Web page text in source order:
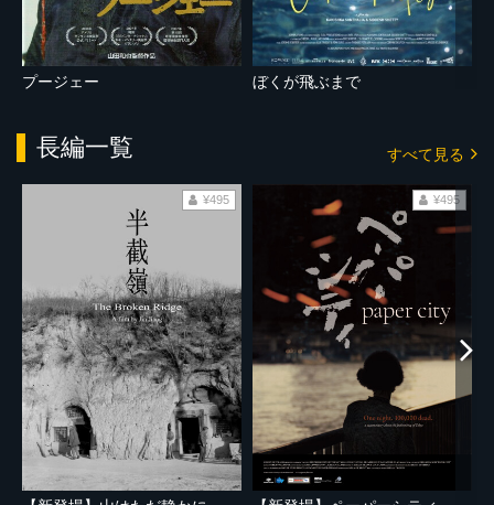
プージェー ぼくが飛ぶまで
長編一覧 すべて見る
¥495 ¥495